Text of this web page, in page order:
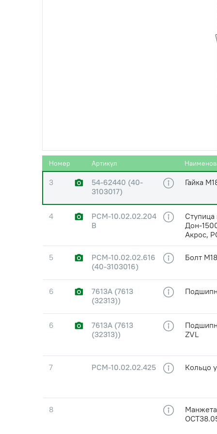
Номер Артикул
2
7610А (7610
(32310))
(М)
3
54-62440 (40-
3103017)
Гайка
4
РСМ-10.02.02.204
В
Ступица
Дон-
Акрос,
5
РСМ-10.02.02.616
(40-3103016)
Болт
6
7613А (7613
(32313))
6
7613А (7613
(32313))
ZVL
7 РСМ-10.02.02.425 Кольцо
8